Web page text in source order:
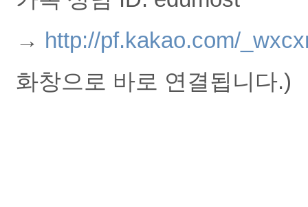
→ http://pf.kakao.com/
화창으로 바로 연결됩니다.)